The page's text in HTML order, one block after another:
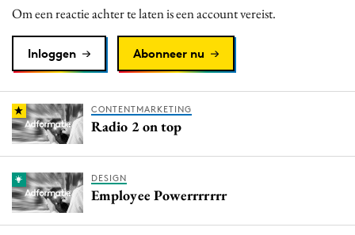
Om een reactie achter te laten is een account vereist.
Inloggen Abonneer nu
CONTENTMARKETING
Radio 2 on top
DESIGN
Employee Powerrrrrrr